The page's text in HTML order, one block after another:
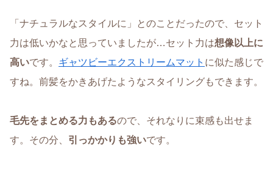
「ナチュラルなスタイルに」とのことだったので、セット
力は低いかなと思っていましたが…セット力は想像以上に
高いです。 ギャツビーエクストリームマット に似た感じで
すね。前髪をかきあげたようなスタイリングもできます。
毛先をまとめる力もあるので、それなりに束感も出せま
す。その分、 引っかかりも強いです。